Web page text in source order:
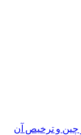
چین و ترخیص آن